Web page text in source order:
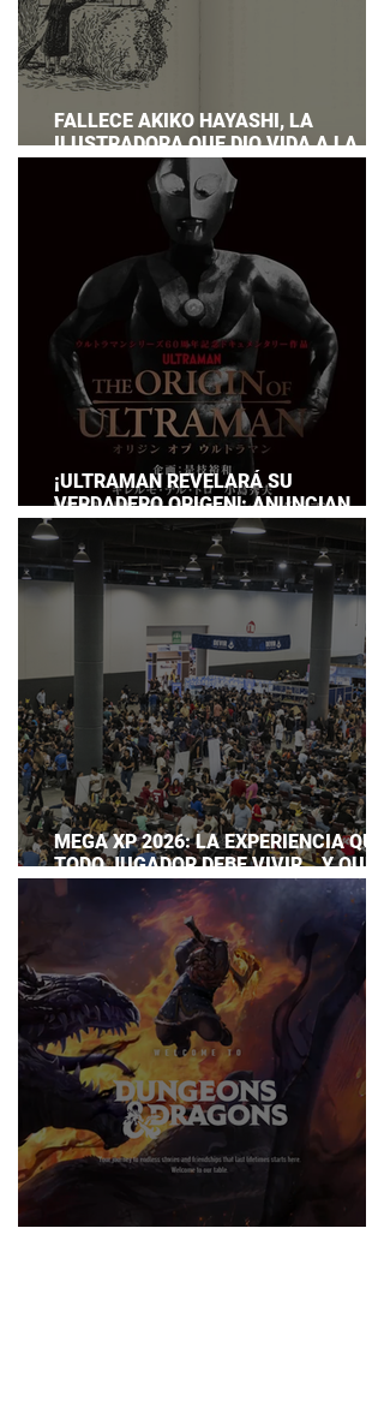
FALLECE AKIKO HAYASHI, LA
ILUSTRADORA QUE DIO VIDA A LA
NOVELA ORIGINAL DE KIKI'S DELIVERY
¡ULTRAMAN REVELARÁ SU
VERDADERO ORIGEN!: ANUNCIAN
DOCUMENTAL POR EL 60
ANIVERSARIO DE LA FRANQUICIA
MEGA XP 2026: LA EXPERIENCIA QUE
TODO JUGADOR DEBE VIVIR… Y QUE
AHORA PUEDES DISFRUTAR A TU